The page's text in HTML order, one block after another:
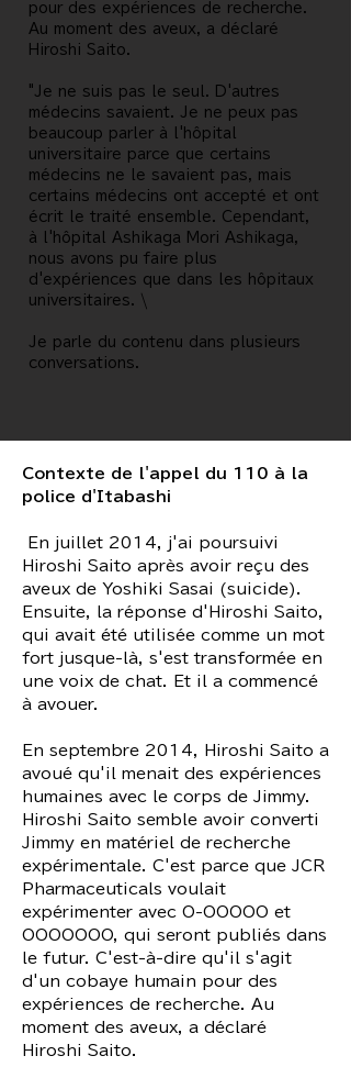
pour des expériences de recherche.
Au moment des aveux, a déclaré
Hiroshi Saito.
"Je ne suis pas le seul. D'autres
médecins savaient. Je ne peux pas
beaucoup parler à l'hôpital
universitaire parce que certains
médecins ne le savaient pas, mais
certains médecins ont accepté et ont
écrit le traité ensemble. Cependant,
à l'hôpital Ashikaga Mori Ashikaga,
nous avons pu faire plus
d'expériences que dans les hôpitaux
universitaires. \
Je parle du contenu dans plusieurs
conversations.
Contexte de l'appel du 110 à la
police d'Itabashi
​ En juillet 2014, j'ai poursuivi
Hiroshi Saito après avoir reçu des
aveux de Yoshiki Sasai (suicide).
Ensuite, la réponse d'Hiroshi Saito,
qui avait été utilisée comme un mot
fort jusque-là, s'est transformée en
une voix de chat. Et il a commencé
à avouer.
En septembre 2014, Hiroshi Saito a
avoué qu'il menait des expériences
humaines avec le corps de Jimmy.
Hiroshi Saito semble avoir converti
Jimmy en matériel de recherche
expérimentale. C'est parce que JCR
Pharmaceuticals voulait
expérimenter avec O-OOOOO et
OOOOOOO, qui seront publiés dans
le futur. C'est-à-dire qu'il s'agit
d'un cobaye humain pour des
expériences de recherche. Au
moment des aveux, a déclaré
Hiroshi Saito.